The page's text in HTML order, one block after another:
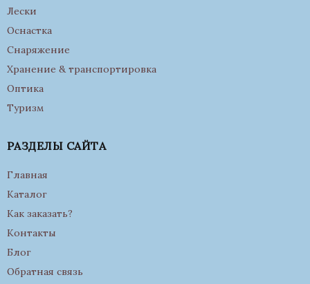
Лески
Оснастка
Снаряжение
Хранение & транспортировка
Оптика
Туризм
РАЗДЕЛЫ САЙТА
Главная
Каталог
Как заказать?
Контакты
Блог
Обратная связь